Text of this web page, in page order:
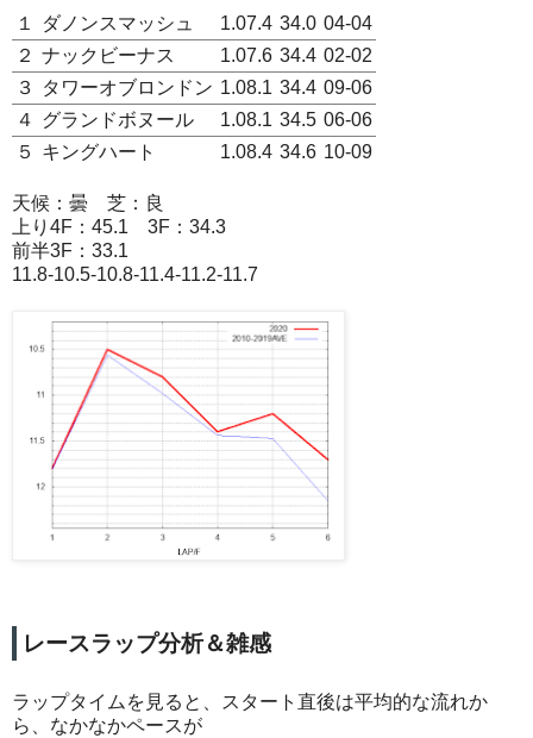
１ ダノンスマッシュ 1.07.4 34.0 04-04
２ ナックビーナス 1.07.6 34.4 02-02
３
タワーオブロンドン 1.08.1 34.4 09-06
４ グランドボヌール 1.08.1 34.5 06-06
５
キングハート 1.08.4 34.6 10-09
天候：曇 芝：良
上り4F：45.1 3F：34.3
前半3F：33.1
11.8-10.5-10.8-11.4-11.2-11.7
レースラップ分析＆雑感
ラップタイムを見ると、スタート直後は平均的な流れか
ら、なかなかペースが